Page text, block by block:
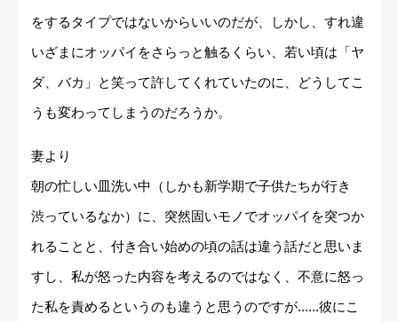
をするタイプではないからいいのだが、しかし、すれ違
いざまにオッパイをさらっと触るくらい、若い頃は「ヤ
ダ、バカ」と笑って許してくれていたのに、どうしてこ
うも変わってしまうのだろうか。
妻より
朝の忙しい皿洗い中（しかも新学期で子供たちが行き
渋っているなか）に、突然固いモノでオッパイを突つか
れることと、付き合い始めの頃の話は違う話だと思いま
すし、私が怒った内容を考えるのではなく、不意に怒っ
た私を責めるというのも違うと思うのですが......彼にこ